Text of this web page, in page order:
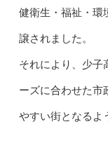
健衛生・福祉・環
譲されました。
それにより、少子
ーズに合わせた市
やすい街となるよ